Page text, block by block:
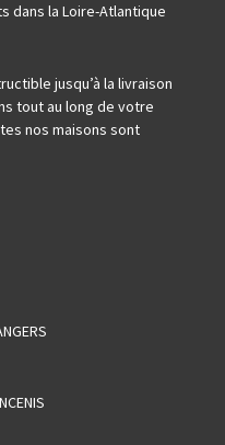
dans la Loire-Atlantique
jusqu’à la livraison
tout au long de votre
nos maisons sont